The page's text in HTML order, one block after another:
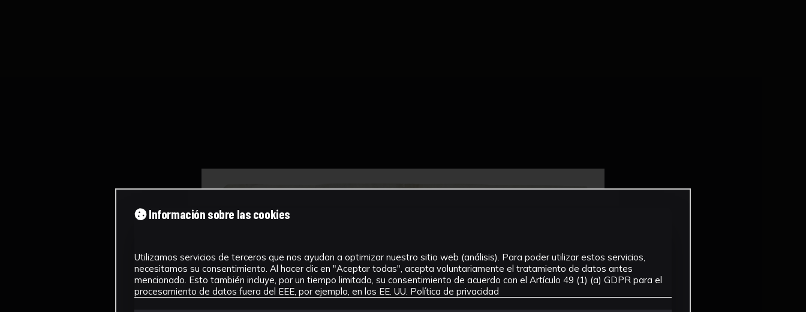
Información sobre las cookies
Utilizamos servicios de terceros que nos ayudan a optimizar nuestro sitio web (análisis). Para poder utilizar estos servicios,
necesitamos su consentimiento. Al hacer clic en "Aceptar todas", acepta voluntariamente el tratamiento de datos antes
mencionado. Esto también incluye, por un tiempo limitado, su consentimiento de acuerdo con el Artículo 49 (1) (a) GDPR para el
procesamiento de datos fuera del EEE, por ejemplo, en los EE. UU. Política de privacidad